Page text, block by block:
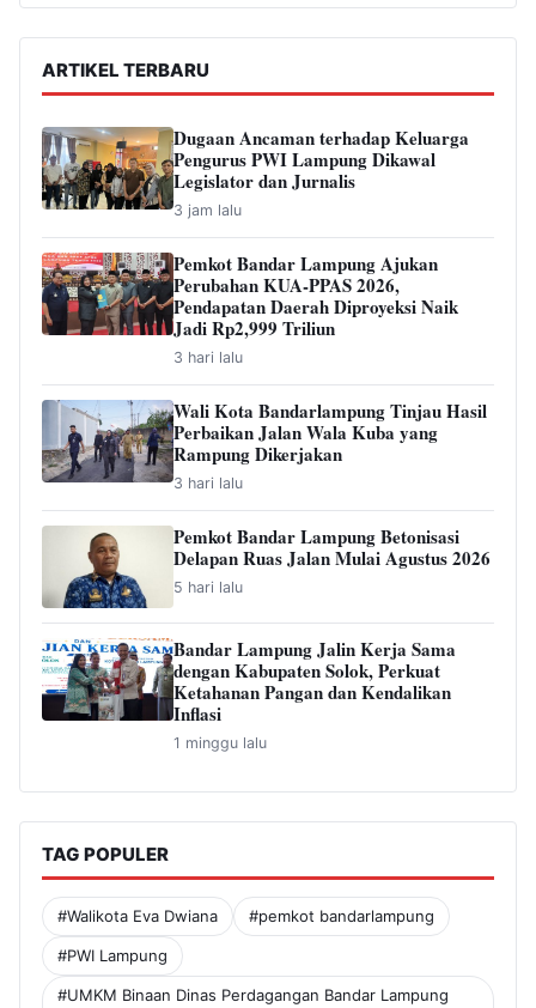
ARTIKEL TERBARU
Dugaan Ancaman terhadap Keluarga
Pengurus PWI Lampung Dikawal
Legislator dan Jurnalis
3 jam lalu
Pemkot Bandar Lampung Ajukan
Perubahan KUA-PPAS 2026,
Pendapatan Daerah Diproyeksi Naik
Jadi Rp2,999 Triliun
3 hari lalu
Wali Kota Bandarlampung Tinjau Hasil
Perbaikan Jalan Wala Kuba yang
Rampung Dikerjakan
3 hari lalu
Pemkot Bandar Lampung Betonisasi
Delapan Ruas Jalan Mulai Agustus 2026
5 hari lalu
Bandar Lampung Jalin Kerja Sama
dengan Kabupaten Solok, Perkuat
Ketahanan Pangan dan Kendalikan
Inflasi
1 minggu lalu
TAG POPULER
#Walikota Eva Dwiana #pemkot bandarlampung
#PWI Lampung
#UMKM Binaan Dinas Perdagangan Bandar Lampung